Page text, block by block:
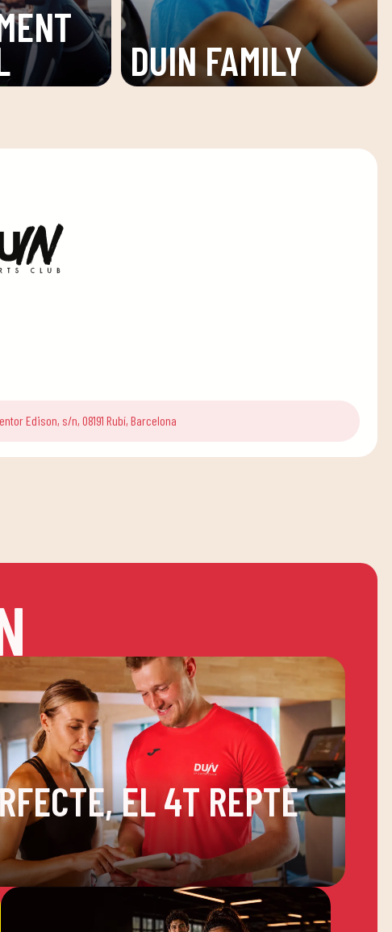
DUIN FAMILY
Edison, s/n, 08191 Rubí, Barcelona
EL 4T REPTE